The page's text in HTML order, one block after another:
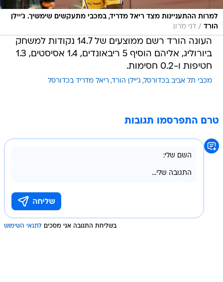
למרות ההתעניינות מצד ריאל מדריד, במכבי מתעקשים שימשיך. ג'יילן
הורד / דני מרון
העונה הורד רשם ממוצעים של 14.7 נקודות למשחק
ביורוליג, אליהם הוסיף 5 ריבאונדים, 1.4 אסיסטים, 1.3
חטיפות ו-0.2 חסימות.
מכבי תל אביב בכדורסל ג'יילן הורד ריאל מדריד בכדורסל
טרם התפרסמו תגובות
בשליחת התגובה אני מסכים לתנאי השימוש